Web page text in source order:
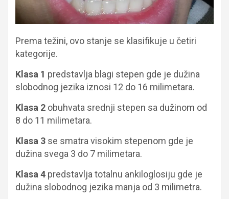
Prema težini, ovo stanje se klasifikuje u četiri
kategorije.
Klasa 1 predstavlja blagi stepen gde je dužina
slobodnog jezika iznosi 12 do 16 milimetara.
Klasa 2 obuhvata srednji stepen sa dužinom od
8 do 11 milimetara.
Klasa 3 se smatra visokim stepenom gde je
dužina svega 3 do 7 milimetara.
Klasa 4 predstavlja totalnu ankiloglosiju gde je
dužina slobodnog jezika manja od 3 milimetra.